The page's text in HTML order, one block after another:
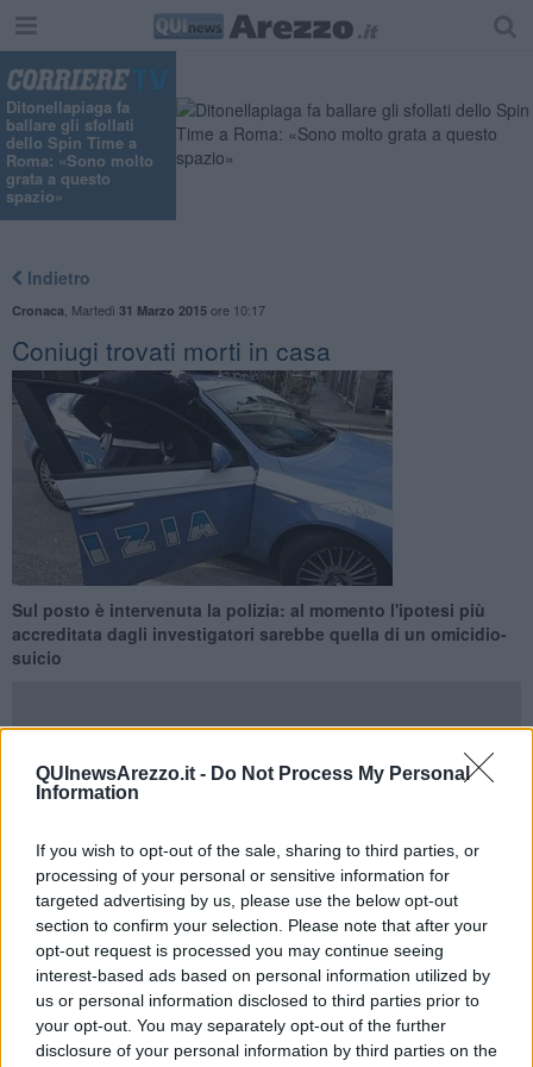
QUInewsArezzo.it - Do Not Process My Personal
Information
If you wish to opt-out of the sale, sharing to third parties, or
processing of your personal or sensitive information for
targeted advertising by us, please use the below opt-out
section to confirm your selection. Please note that after your
opt-out request is processed you may continue seeing
interest-based ads based on personal information utilized by
us or personal information disclosed to third parties prior to
your opt-out. You may separately opt-out of the further
disclosure of your personal information by third parties on the
Ditonellapiaga fa
ballare gli sfollati
dello Spin Time a
Roma: «Sono molto
grata a questo
spazio»
Indietro
Cronaca Martedì 31 Marzo 2015ore 10:17
Coniugi trovati morti in casa
Sul posto è intervenuta la polizia: al momento l'ipotesi più
accreditata dagli investigatori sarebbe quella di un omicidio-
suicio
colline che circondano Arezzo.Marito e moglie, Graziano Rossi,
53 anni,costruttore edile aretino eMaria Paola Trippi, 51 anni,
presentavano ferite provocate da colpi esplosi da un fucile.
Secondouna prima ricostruzioneda parte della squadra mobile,
intervenuta insieme ad una volante, l 'uomo, poco dopo la
mezzanotte,avrebbe esploso un primo colpo di fucile,
sembrerebbe una doppietta da caccia,contro la moglie,che era a
letto eforse dormiva. Poi avrebberivolto l'arma verso di sé
togliendosi la vita.Entrambi i corpi sono stati trovati in camera.